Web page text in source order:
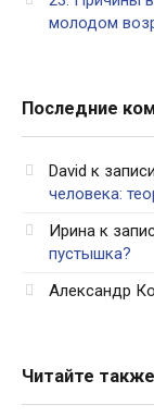
молодом
Последние
David к записи
человека:
Ирина к
пустышка?
Александр
Читайте также